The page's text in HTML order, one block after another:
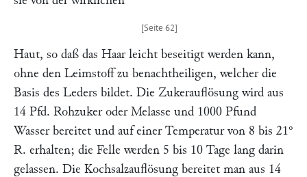
Haut, so daß das Haar leicht beseitigt werden kann,
ohne den Leimstoff zu benachtheiligen, welcher die
Basis des Leders bildet. Die Zukerauflösung wird aus
14 Pfd. Rohzuker oder Melasse und 1000 Pfund
Wasser bereitet und auf einer Temperatur von 8 bis 21°
R. erhalten; die Felle werden 5 bis 10 Tage lang darin
gelassen. Die Kochsalzauflösung bereitet man aus 14